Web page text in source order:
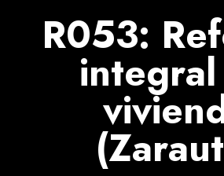
R053: